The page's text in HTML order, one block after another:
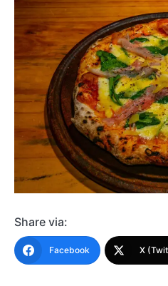
Share via:
Facebook X